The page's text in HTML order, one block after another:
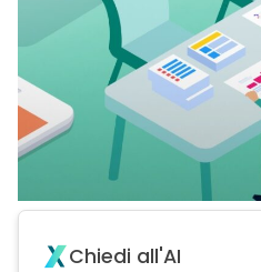
Chiedi all'AI